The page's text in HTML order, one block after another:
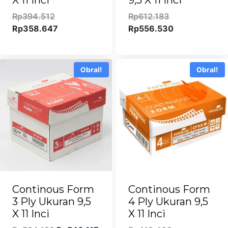
Rp394.512Harga
aslinya
Rp358.647
adalah:
Rp358.647.
Rp612.183Harga
aslinya
Rp556.530Harga
adalah:
Rp556.530.
Obral!
Continous Form
3 Ply Ukuran 9,5
X 11 Inci
Obral!
Continous Form
4 Ply Ukuran 9,5
X 11 Inci